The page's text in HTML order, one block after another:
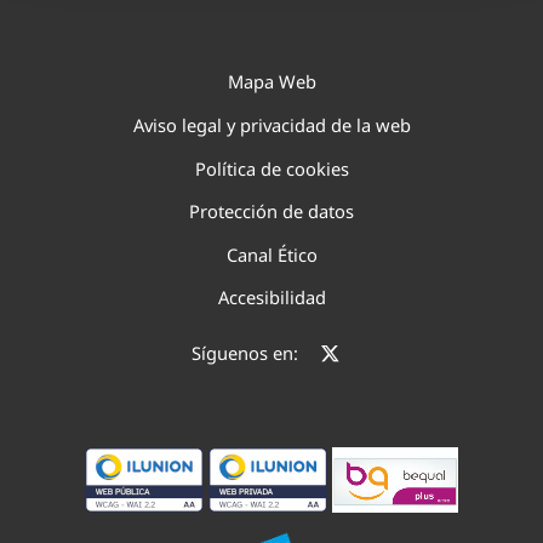
Mapa Web
Aviso legal y privacidad de la web
Política de cookies
Protección de datos
Canal Ético
Accesibilidad
Síguenos en: